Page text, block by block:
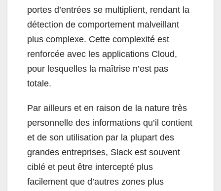
portes d’entrées se multiplient, rendant la
détection de comportement malveillant
plus complexe. Cette complexité est
renforcée avec les applications Cloud,
pour lesquelles la maîtrise n’est pas
totale.
Par ailleurs et en raison de la nature très
personnelle des informations qu’il contient
et de son utilisation par la plupart des
grandes entreprises, Slack est souvent
ciblé et peut être intercepté plus
facilement que d’autres zones plus